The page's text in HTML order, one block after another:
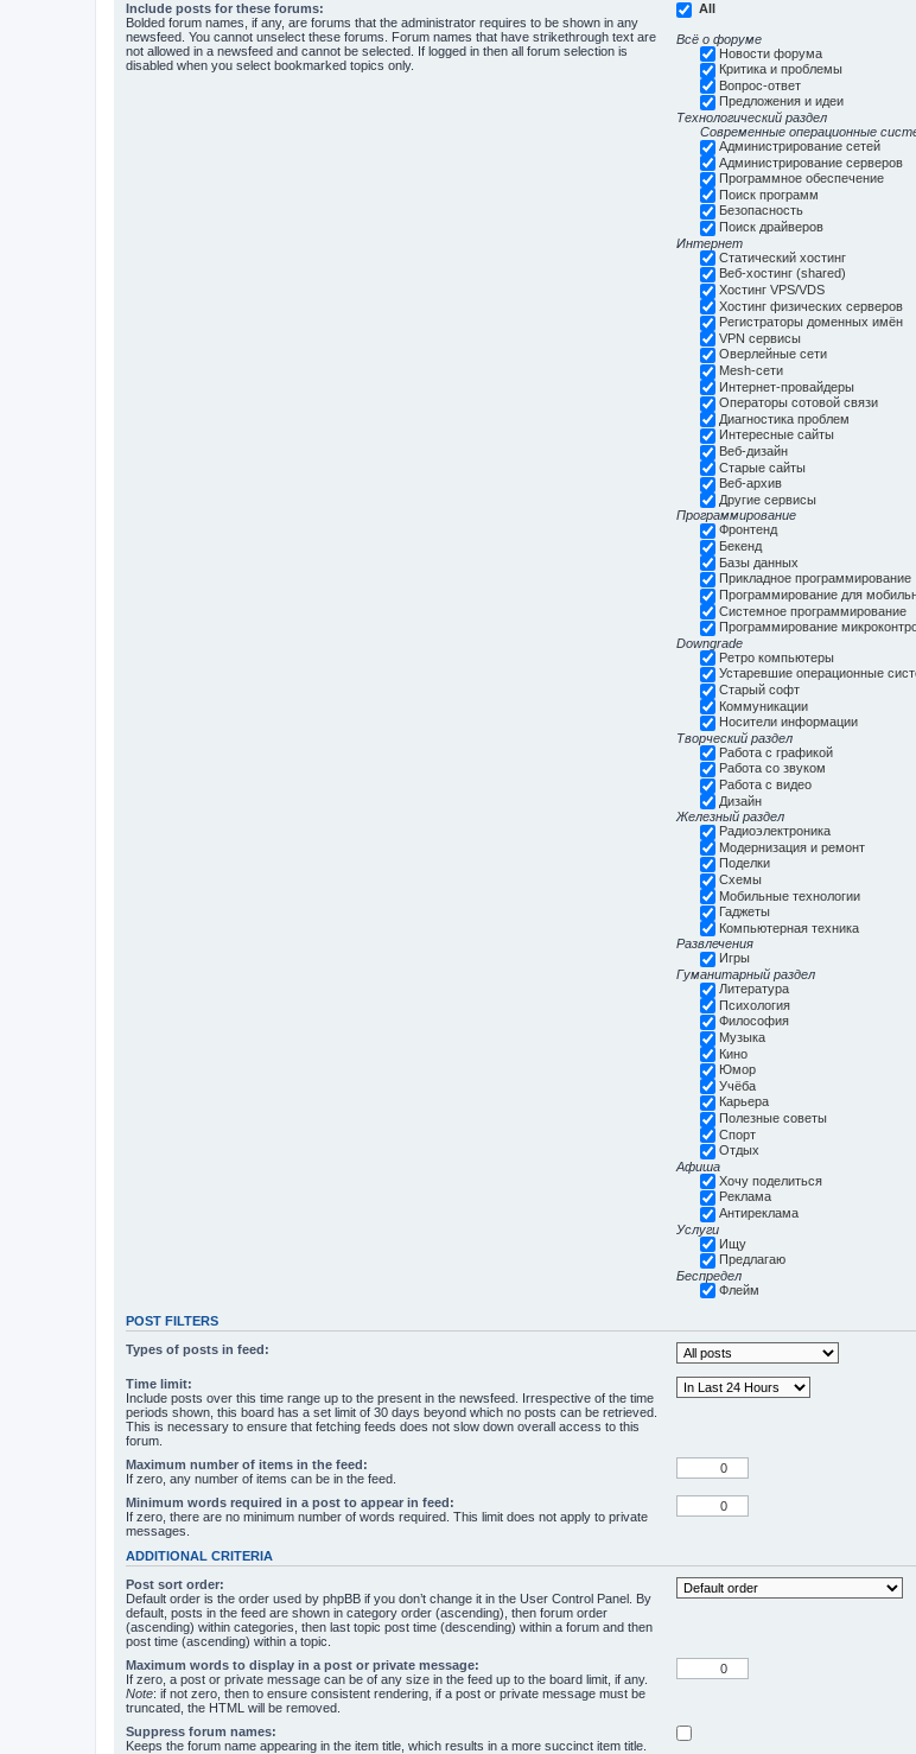
Include posts for these forums:
Bolded forum names, if any, are forums that the administrator requires to be shown in any
newsfeed. You cannot unselect these forums. Forum names that have strikethrough text are
not allowed in a newsfeed and cannot be selected. If logged in then all forum selection is
disabled when you select bookmarked topics only.
All
Всё о форуме
Новости форума
Критика и проблемы
Вопрос-ответ
Предложения и идеи
Технологический раздел
Современные операционные
Администрирование сетей
Администрирование серверов
Программное обеспечение
Поиск программ
Безопасность
Поиск драйверов
Интернет
Статический хостинг
Веб-хостинг (shared)
Хостинг VPS/VDS
Хостинг физических серверов
Регистраторы доменных имён
VPN сервисы
Оверлейные сети
Mesh-сети
Интернет-провайдеры
Операторы сотовой связи
Диагностика проблем
Интересные сайты
Веб-дизайн
Старые сайты
Веб-архив
Другие сервисы
Программирование
Фронтенд
Бекенд
Базы данных
Прикладное программирование
Программирование для
Системное программирование
Программирование
Downgrade
Ретро компьютеры
Устаревшие операционные
Старый софт
Коммуникации
Носители информации
Творческий раздел
Работа с графикой
Работа со звуком
Работа с видео
Дизайн
Железный раздел
Радиоэлектроника
Модернизация и ремонт
Поделки
Схемы
Мобильные технологии
Гаджеты
Компьютерная техника
Развлечения
Игры
Гуманитарный раздел
Литература
Психология
Философия
Музыка
Кино
Юмор
Учёба
Карьера
Полезные советы
Спорт
Отдых
Афиша
Хочу поделиться
Реклама
Антиреклама
Услуги
Ищу
Предлагаю
Беспредел
Флейм
POST FILTERS
Types of posts in feed:
Time limit:
Include posts over this time range up to the present in the newsfeed. Irrespective of the time
periods shown, this board has a set limit of 30 days beyond which no posts can be retrieved.
This is necessary to ensure that fetching feeds does not slow down overall access to this
forum.
Maximum number of items in the feed:
If zero, any number of items can be in the feed.
Minimum words required in a post to appear in feed:
If zero, there are no minimum number of words required. This limit does not apply to private
messages.
ADDITIONAL CRITERIA
Post sort order:
Default order is the order used by phpBB if you don’t change it in the User Control Panel. By
default, posts in the feed are shown in category order (ascending), then forum order
(ascending) within categories, then last topic post time (descending) within a forum and then
post time (ascending) within a topic.
Maximum words to display in a post or private message:
If zero, a post or private message can be of any size in the feed up to the board limit, if any.
Note: if not zero, then to ensure consistent rendering, if a post or private message must be
truncated, the HTML will be removed.
Suppress forum names:
Keeps the forum name appearing in the item title, which results in a more succinct item title.